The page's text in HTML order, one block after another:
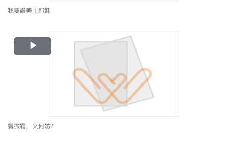
我要讚美主耶穌
Play
Video
鬢微霜，又何妨？